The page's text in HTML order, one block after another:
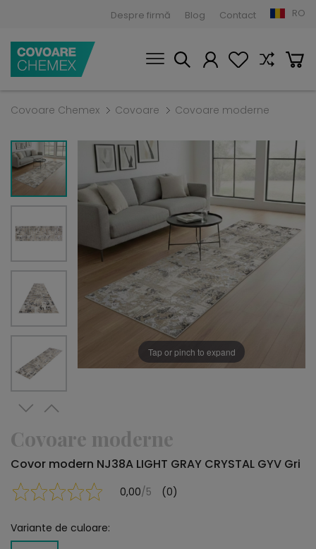
Despre firmă Blog Contact RO
Covoare Chemex Covoare Covoare moderne
Tap or pinch to expand
Covoare moderne
Covor modern NJ38A LIGHT GRAY CRYSTAL GYV Gri
0,00/5 (0)
Variante de culoare: